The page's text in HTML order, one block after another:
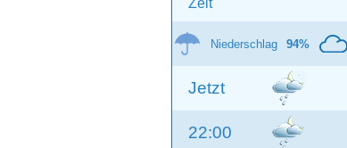
Zeit
Niederschlag 94%
Jetzt
22:00